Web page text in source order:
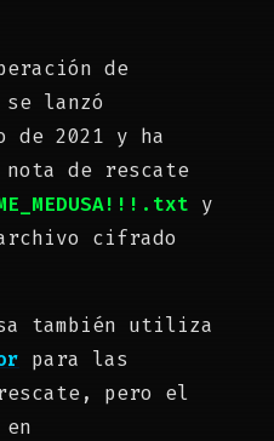
de
se lanzó
de 2021 y ha
nota de rescate
y
cifrado
también utiliza
para las
pero el